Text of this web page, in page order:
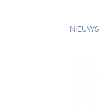
NIEUWS